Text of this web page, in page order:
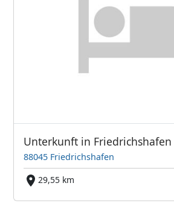
Unterkunft in Friedrichshafen
88045 Friedrichshafen
29,55 km